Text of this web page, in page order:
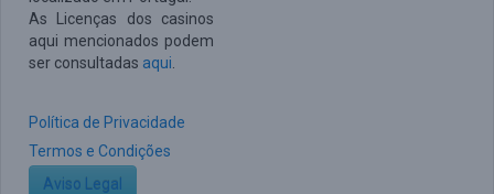
As Licenças dos casinos
aqui mencionados podem
ser consultadas aqui
Política de Privacidade
Termos e Condições
Aviso Legal